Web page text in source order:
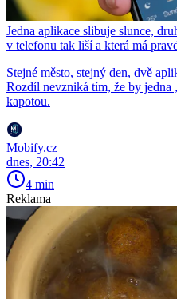
Jedna aplikace slibuje slunce,
v telefonu tak liší a která má
Stejné město, stejný den, dvě
Rozdíl nevzniká tím, že by
kapotou.
Mobify.cz
dnes, 20:42
4 min
Reklama